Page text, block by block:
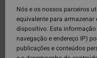
Nós e os nossos parceiros
equivalente para
dispositivo. Esta
navegação e endereço IP)
publicações e conteúdos